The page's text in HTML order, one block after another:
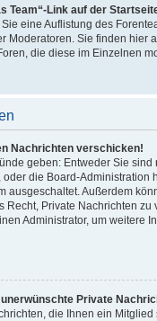
Team“-Link auf der
eine Auflistung des
Moderatoren. Sie finden hier
die diese im Einzelnen
Nachrichten verschicken!
geben: Entweder Sie sind
die Board-Administration
ausgeschaltet. Außerdem
Recht, Private Nachrichten zu
Administrator, um weitere
Private
die Ihnen ein Mitglied